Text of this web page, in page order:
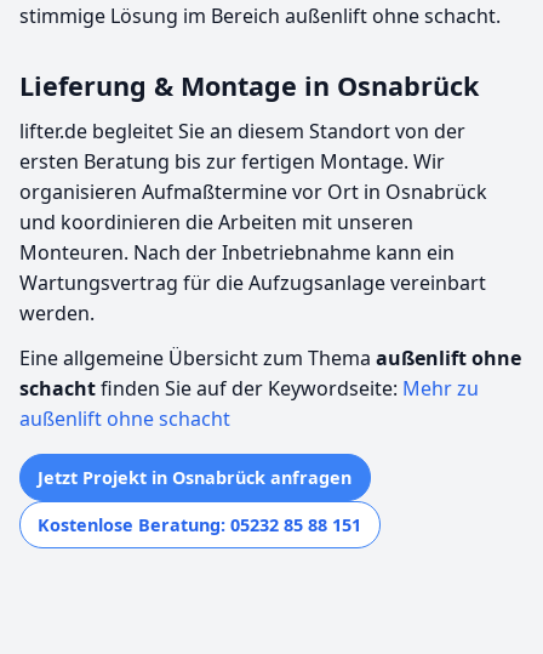
stimmige Lösung im Bereich außenlift ohne schacht.
Lieferung & Montage in Osnabrück
lifter.de begleitet Sie an diesem Standort von der
ersten Beratung bis zur fertigen Montage. Wir
organisieren Aufmaßtermine vor Ort in Osnabrück
und koordinieren die Arbeiten mit unseren
Monteuren. Nach der Inbetriebnahme kann ein
Wartungsvertrag für die Aufzugsanlage vereinbart
werden.
Eine allgemeine Übersicht zum Thema außenlift ohne
schachtfinden Sie auf der Keywordseite: Mehr zu
außenlift ohne schacht
Jetzt Projekt in Osnabrück anfragen
Kostenlose Beratung: 05232 85 88 151